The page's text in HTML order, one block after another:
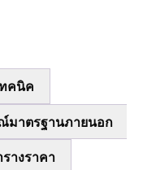
ทคนิค
มาตรฐานภายนอก
รางราคา